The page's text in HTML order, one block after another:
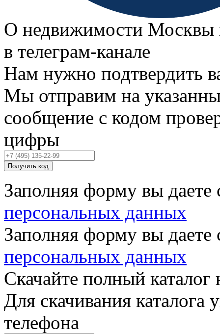
О недвижимости Москвы
в телеграм‑канале
Нам нужно подтвердить
Мы отправим на
сообщение с кодом
цифры
Получить код
Заполняя форму вы даете
персональных данных
Заполняя форму вы даете
персональных данных
Скачайте полный
Для скачивания
телефона